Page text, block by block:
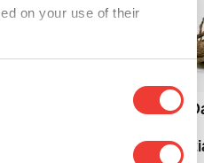
on your use of their
Cannabis-Wurzeln:
medizinische